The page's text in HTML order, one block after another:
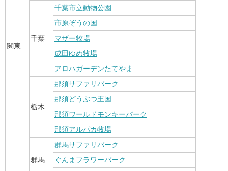
関東
千葉
千葉市立動物公園
市原ぞうの国
マザー牧場
成田ゆめ牧場
アロハガーデンたてやま
栃木
那須サファリパーク
那須どうぶつ王国
那須ワールドモンキーパーク
那須アルパカ牧場
群馬
群馬サファリパーク
ぐんまフラワーパーク